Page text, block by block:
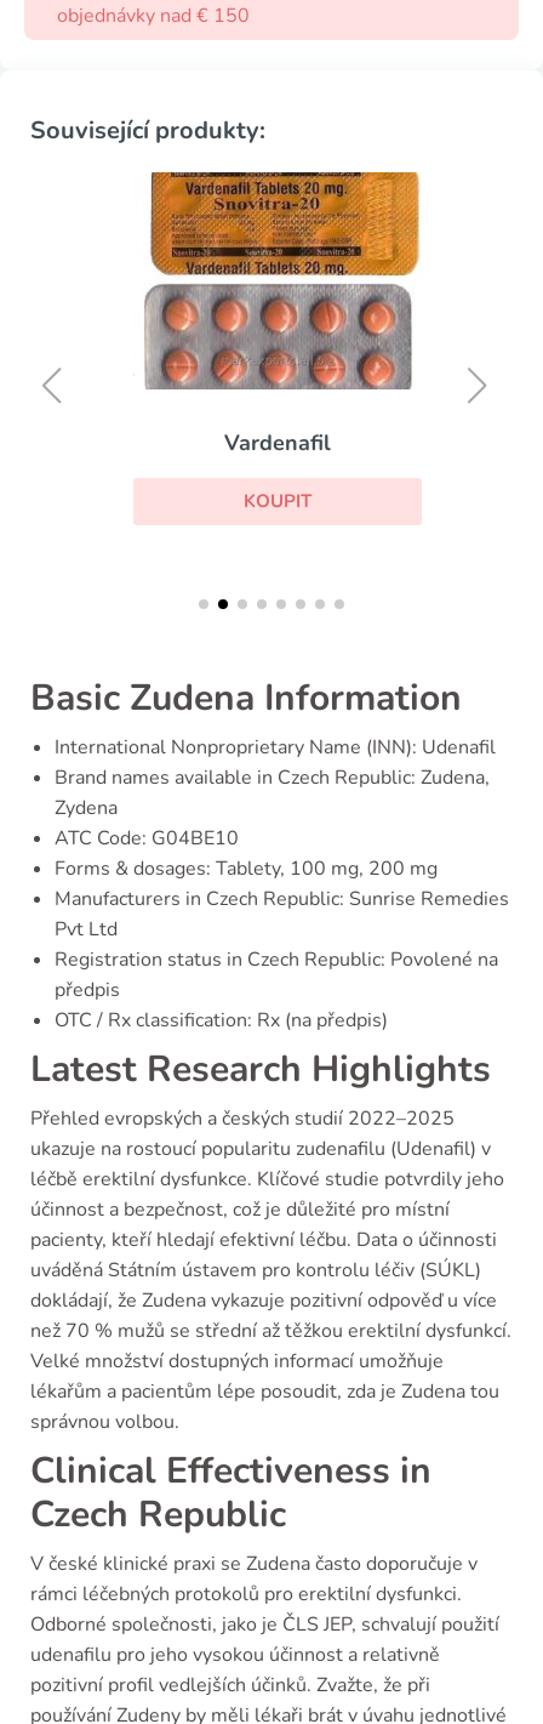
objednávky nad € 150
Související produkty:
Vardenafil
KOUPIT
Basic Zudena Information
International Nonproprietary Name (INN): Udenafil
Brand names available in Czech Republic: Zudena,
Zydena
ATC Code: G04BE10
Forms & dosages: Tablety, 100 mg, 200 mg
Manufacturers in Czech Republic: Sunrise Remedies
Pvt Ltd
Registration status in Czech Republic: Povolené na
předpis
OTC / Rx classification: Rx (na předpis)
Latest Research Highlights
Přehled evropských a českých studií 2022–2025
ukazuje na rostoucí popularitu zudenafilu (Udenafil) v
léčbě erektilní dysfunkce. Klíčové studie potvrdily jeho
účinnost a bezpečnost, což je důležité pro místní
pacienty, kteří hledají efektivní léčbu. Data o účinnosti
uváděná Státním ústavem pro kontrolu léčiv (SÚKL)
dokládají, že Zudena vykazuje pozitivní odpověď u více
než 70 % mužů se střední až těžkou erektilní dysfunkcí.
Velké množství dostupných informací umožňuje
lékařům a pacientům lépe posoudit, zda je Zudena tou
správnou volbou.
Clinical Effectiveness in
Czech Republic
V české klinické praxi se Zudena často doporučuje v
rámci léčebných protokolů pro erektilní dysfunkci.
Odborné společnosti, jako je ČLS JEP, schvalují použití
udenafilu pro jeho vysokou účinnost a relativně
pozitivní profil vedlejších účinků. Zvažte, že při
používání Zudeny by měli lékaři brát v úvahu jednotlivé